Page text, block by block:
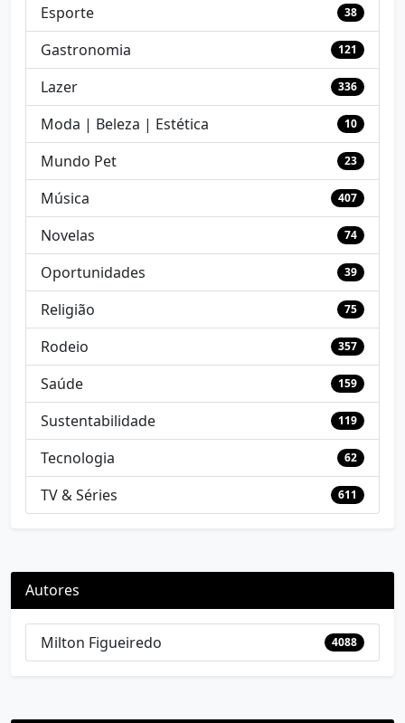
Esporte 38
Gastronomia 121
Lazer 336
Moda | Beleza | Estética 10
Mundo Pet 23
Música 407
Novelas 74
Oportunidades 39
Religião 75
Rodeio 357
Saúde 159
Sustentabilidade 119
Tecnologia 62
TV & Séries 611
Autores
Milton Figueiredo 4088